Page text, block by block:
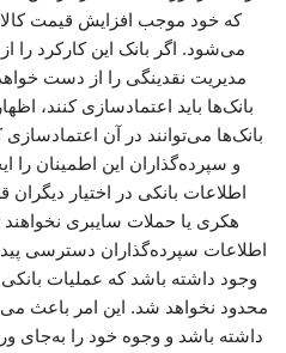
که خود موجب افزایش قیمت
می‌شود. اگر بانک این کارکرد را
مدیریت نقدینگی را از دست خواهد
بانک‌ها باید اعتمادسازی کنند،
بانک‌ها می‌توانند در آن
و سپرده‌گذاران این اطمینان را
اطلاعات بانکی در اختیار
هکری یا حملات سایبری
اطلاعات سپرده‌گذاران دسترسی
وجود داشته باشد که عملیات
محدود نخواهد شد. این امر باعث
داشته باشد و وجوه خود را به‌جای